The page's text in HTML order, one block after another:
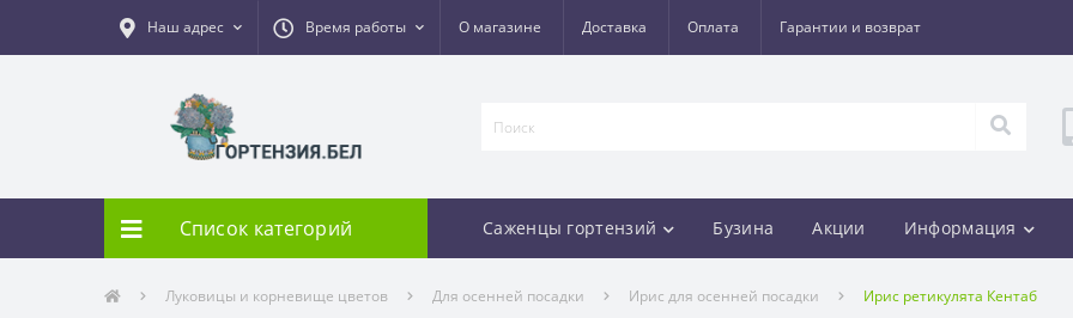
Наш адрес Время работы О магазине Доставка Оплата Гарантии и возврат
Список категорий Саженцы гортензий Бузина Акции Информация
Луковицы и корневище цветов Для осенней посадки Ирис для осенней посадки Ирис ретикулята Кентаб